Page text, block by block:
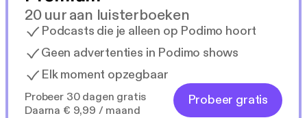
20 uur aan luisterboeken
Podcasts die je alleen op Podimo hoort
Geen advertenties in Podimo shows
Elk moment opzegbaar
Probeer 30 dagen gratis
Daarna € 9,99 / maand
Probeer gratis